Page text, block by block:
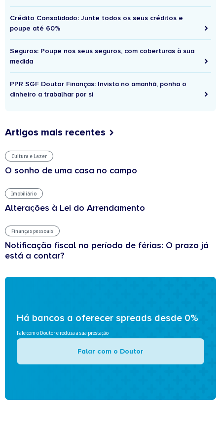
Crédito Consolidado: Junte todos os seus créditos e
poupe até 60%
Seguros: Poupe nos seus seguros, com coberturas à sua
medida
PPR SGF Doutor Finanças: Invista no amanhã, ponha o
dinheiro a trabalhar por si
Artigos mais recentes
Cultura e Lazer
O sonho de uma casa no campo
Imobiliário
Alterações à Lei do Arrendamento
Finanças pessoais
Notificação fiscal no período de férias: O prazo já
está a contar?
Há bancos a oferecer spreads desde 0%
Fale com o Doutor e reduza a sua prestação
Falar com o Doutor